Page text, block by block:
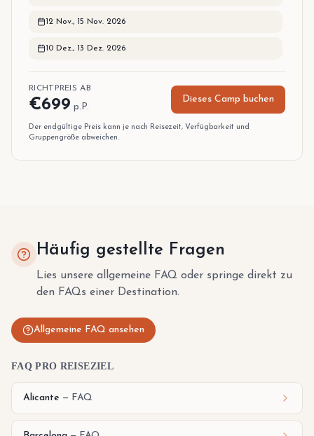
12 Nov., 15 Nov. 2026
10 Dez., 13 Dez. 2026
RICHTPREIS AB
€699 p.P.
Dieses Camp buchen
Der endgültige Preis kann je nach Reisezeit, Verfügbarkeit und
Gruppengröße abweichen.
Häufig gestellte Fragen
Lies unsere allgemeine FAQ oder springe direkt zu
den FAQs einer Destination.
Allgemeine FAQ ansehen
FAQ PRO REISEZIEL
Alicante — FAQ